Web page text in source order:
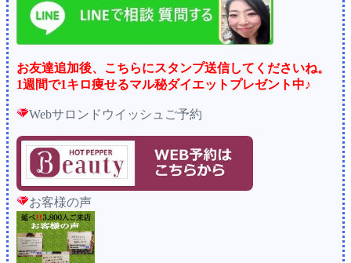
お友達追加後、こちらにスタンプ送信してくださいね。
1週間で1キロ痩せるマル秘ダイエットプレゼント中♪
Webサロンドウイッシュご予約
お客様の声